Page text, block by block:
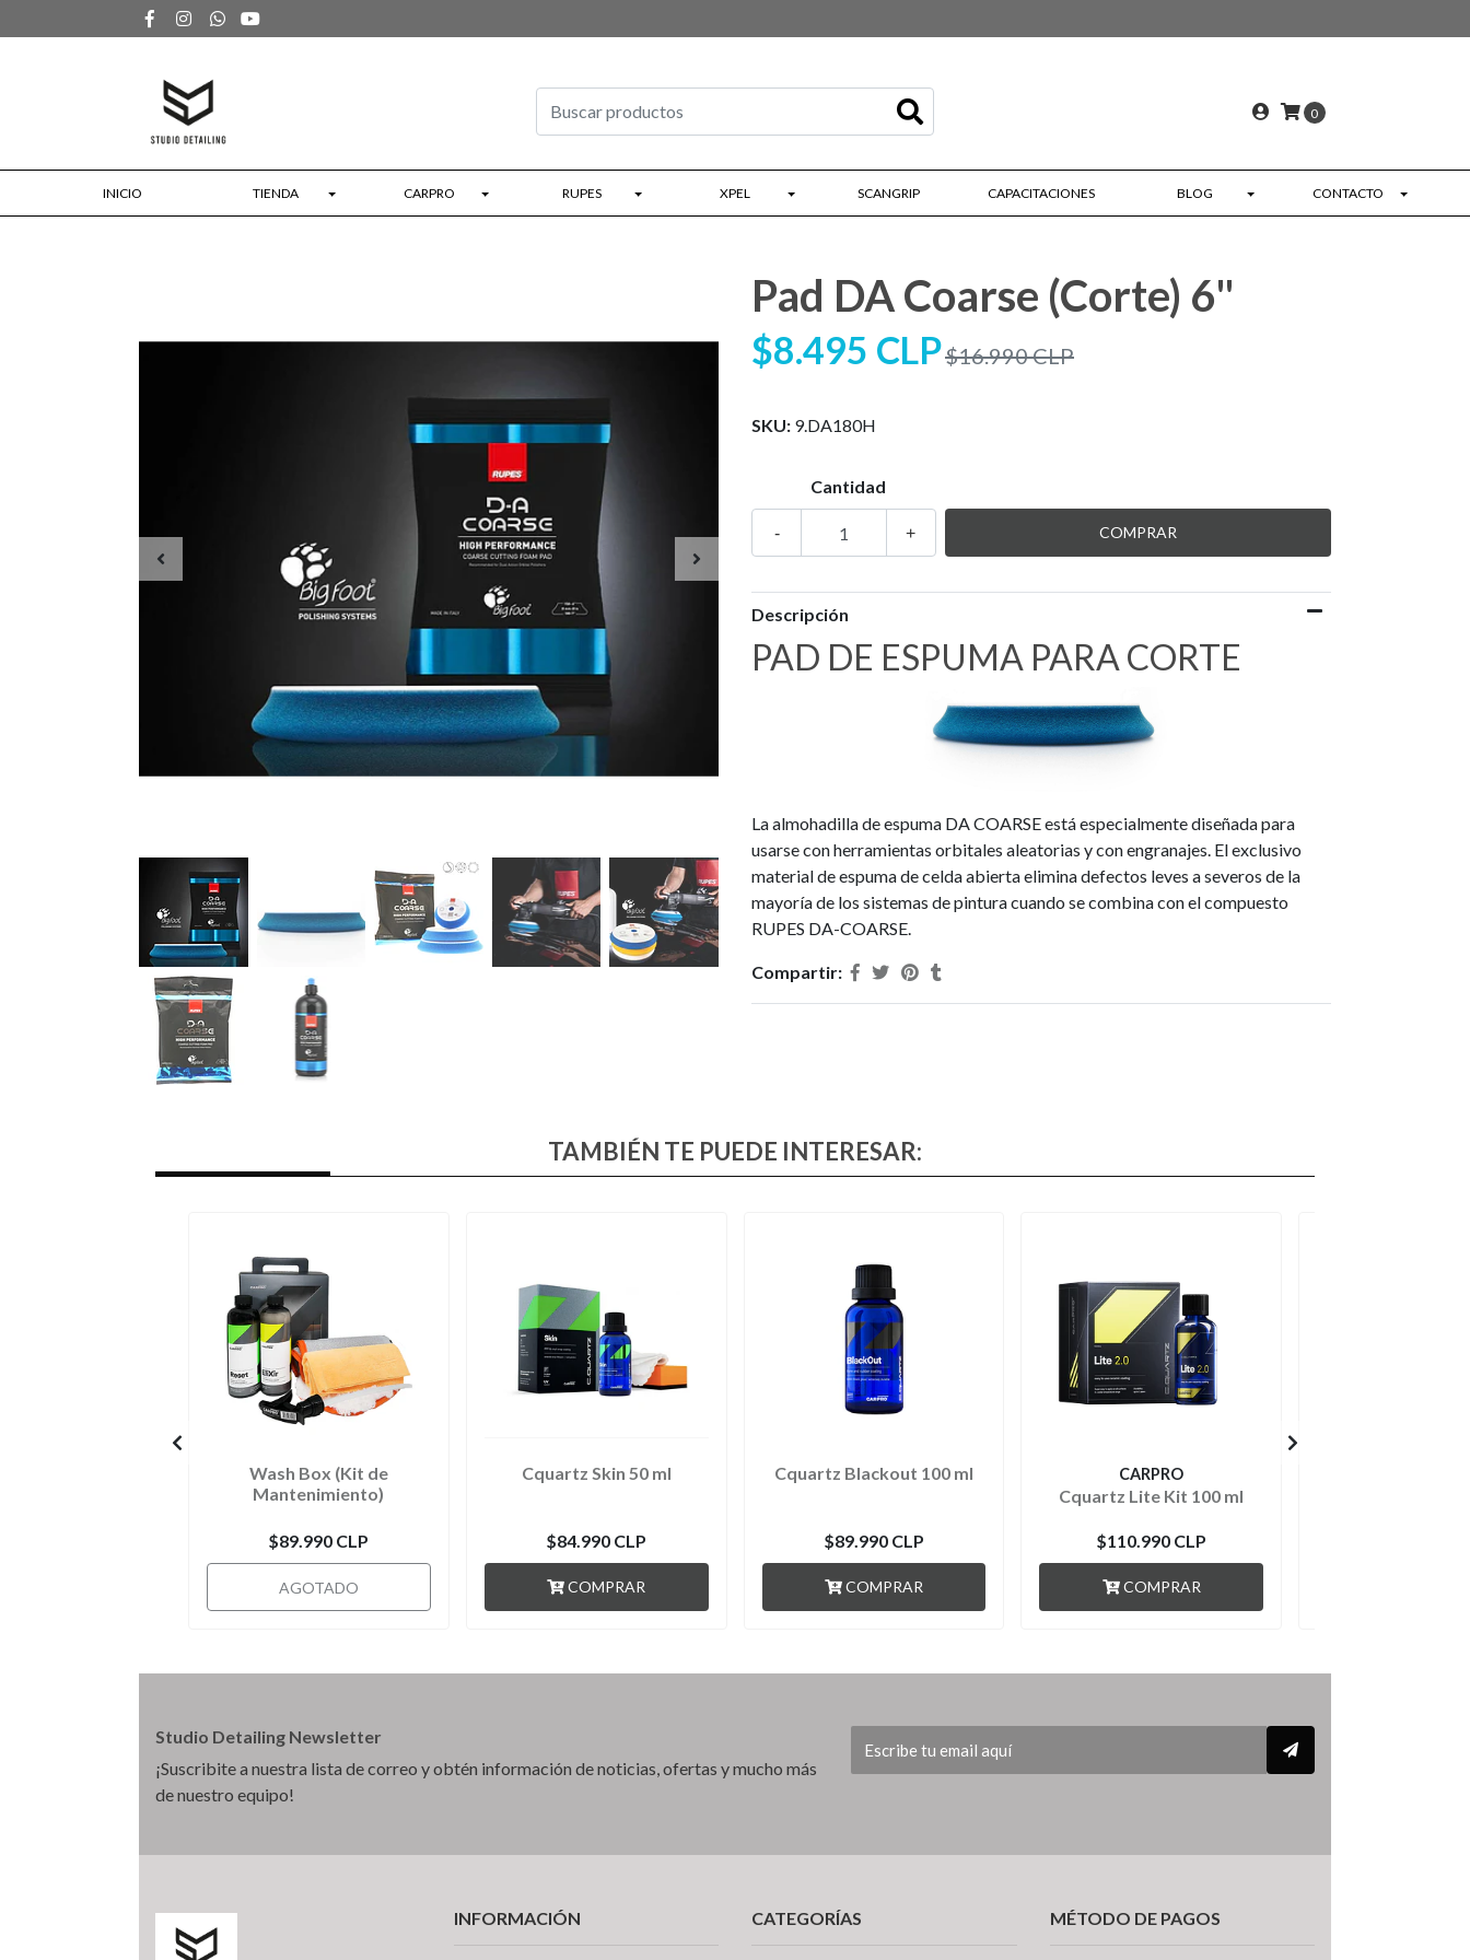
0
INICIO TIENDA CARPRO RUPES XPEL SCANGRIP CAPACITACIONES BLOG CONTACTO
Pad DA Coarse (Corte) 6"
$8.495 CLP$16.990 CLP
SKU: 9.DA180H
Cantidad
+
-
Descripción
PAD DE ESPUMA PARA CORTE
La almohadilla de espuma DA COARSE está especialmente diseñada para
usarse con herramientas orbitales aleatorias y con engranajes. El exclusivo
material de espuma de celda abierta elimina defectos leves a severos de la
mayoría de los sistemas de pintura cuando se combina con el compuesto
RUPES DA-COARSE.
Compartir:
TAMBIÉN TE PUEDE INTERESAR:
Wash Box (Kit de
Mantenimiento)
$89.990 CLP
AGOTADO
Cquartz Skin 50 ml
$84.990 CLP
COMPRAR
Cquartz Blackout 100 ml
$89.990 CLP
COMPRAR
CARPRO
Cquartz Lite Kit 100 ml
$110.990 CLP
COMPRAR
Studio Detailing Newsletter
¡Suscribite a nuestra lista de correo y obtén información de noticias, ofertas y mucho más
de nuestro equipo!
INFORMACIÓN CATEGORÍAS MÉTODO DE PAGOS